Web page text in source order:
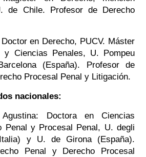
de Chile. Profesor de Derecho
en Derecho, PUCV. Máster
y Ciencias Penales, U. Pompeu
(España). Profesor de
Procesal Penal y Litigación.
nacionales:
Doctora en Ciencias
Penal y Procesal Penal, U. degli
y U. de Girona (España).
Penal y Derecho Procesal